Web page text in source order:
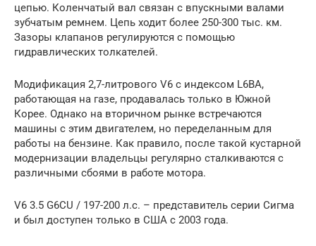
цепью. Коленчатый вал связан с впускными валами
зубчатым ремнем. Цепь ходит более 250-300 тыс. км.
Зазоры клапанов регулируются с помощью
гидравлических толкателей.
Модификация 2,7-литрового V6 с индексом L6BA,
работающая на газе, продавалась только в Южной
Корее. Однако на вторичном рынке встречаются
машины с этим двигателем, но переделанным для
работы на бензине. Как правило, после такой кустарной
модернизации владельцы регулярно сталкиваются с
различными сбоями в работе мотора.
V6 3.5 G6CU / 197-200 л.с. – представитель серии Сигма
и был доступен только в США с 2003 года.